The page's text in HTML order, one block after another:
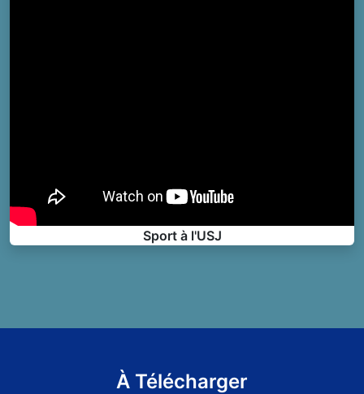
Sport à l'USJ
À Télécharger